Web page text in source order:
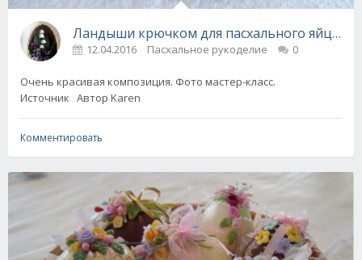
Ландыши крючком для пасхального яйца!
12.04.2016 Пасхальное рукоделие 0
Очень красивая композиция. Фото мастер-класс.
Источник Автор Karen
Комментировать